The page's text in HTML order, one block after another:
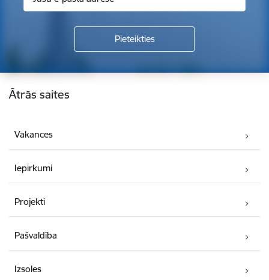
Kājene
Ātrās saites
Vakances
Iepirkumi
Projekti
Pašvaldība
Izsoles